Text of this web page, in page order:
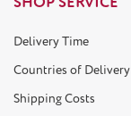
Delivery Time
Countries of Delivery
Shipping Costs